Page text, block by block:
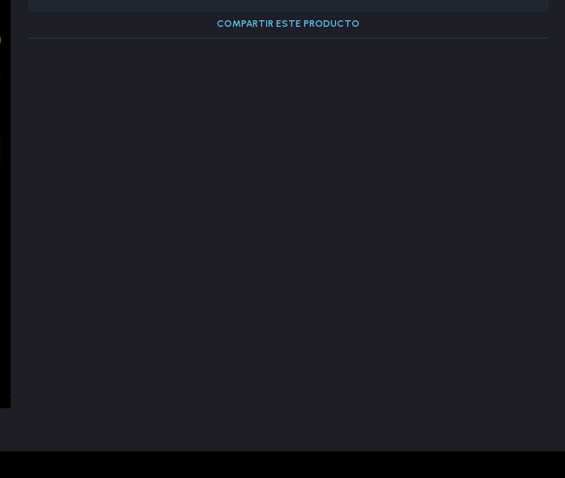
COMPARTIR ESTE PRODUCTO